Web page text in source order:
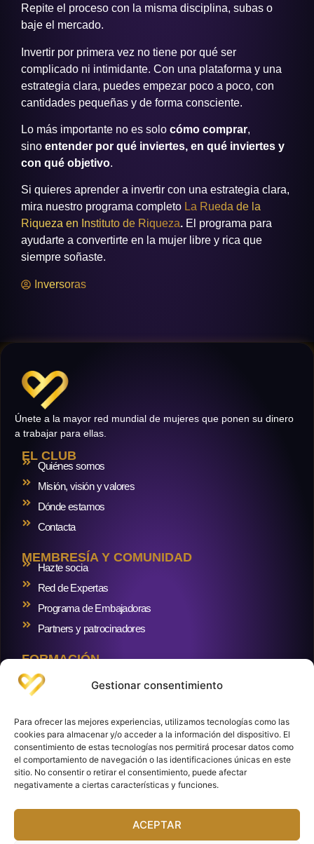
Gestionar consentimiento
Para ofrecer las mejores experiencias, utilizamos tecnologías como las
cookies para almacenar y/o acceder a la información del dispositivo. El
consentimiento de estas tecnologías nos permitirá procesar datos como
el comportamiento de navegación o las identificaciones únicas en este
sitio. No consentir o retirar el consentimiento, puede afectar
negativamente a ciertas características y funciones.
ACEPTAR
Repite el proceso con la misma disciplina, subas o
baje el mercado.
Invertir por primera vez no tiene por qué ser
complicado ni intimidante. Con una plataforma y una
estrategia clara, puedes empezar poco a poco, con
cantidades pequeñas y de forma consciente.
Lo más importante no es solo cómo comprar,
sino entender por qué inviertes, en qué inviertes y
con qué objetivo.
Si quieres aprender a invertir con una estrategia clara,
mira nuestro programa completo La Rueda de la
Riqueza en Instituto de Riqueza. El programa para
ayudarte a convertirte en la mujer libre y rica que
siempre soñaste.
Inversoras
Únete a la mayor red mundial de mujeres que ponen su dinero
a trabajar para ellas.
EL CLUB
Quiénes somos
Misión, visión y valores
Dónde estamos
Contacta
MEMBRESÍA Y COMUNIDAD
Hazte socia
Red de Expertas
Programa de Embajadoras
Partners y patrocinadores
FORMACIÓN
RECURSOS Y BLOG
Crowdlending inmobiliario
Cuentas y brokers
Club de Inversoras. Paseo de la Castellana, 216, (Torre Realia). Planta 8.
Aviso Legal